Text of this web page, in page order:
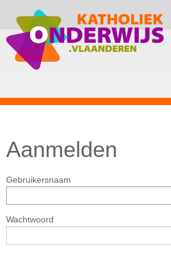
Aanmelden
Gebruikersnaam
Wachtwoord